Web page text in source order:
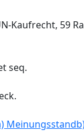
Kaufrecht, 59
seq.
Meinungsstand